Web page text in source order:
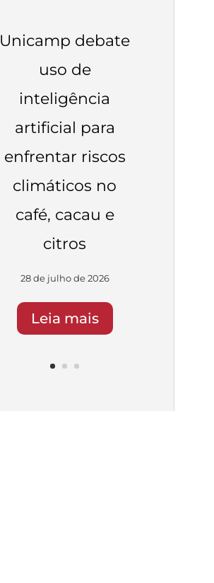
Unicamp debate
uso de
inteligência
artificial para
enfrentar riscos
climáticos no
café, cacau e
citros
28 de julho de 2026
Leia mais